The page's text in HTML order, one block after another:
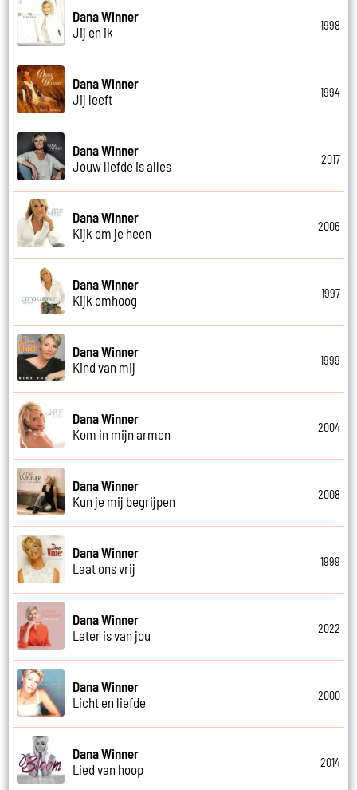
Dana Winner
Jij en ik
1998
Dana Winner
Jij leeft
1994
Dana Winner
Jouw liefde is alles
2017
Dana Winner
Kijk om je heen
2006
Dana Winner
Kijk omhoog
1997
Dana Winner
Kind van mij
1999
Dana Winner
Kom in mijn armen
2004
Dana Winner
Kun je mij begrijpen
2008
Dana Winner
Laat ons vrij
1999
Dana Winner
Later is van jou
2022
Dana Winner
Licht en liefde
2000
Dana Winner
Lied van hoop
2014